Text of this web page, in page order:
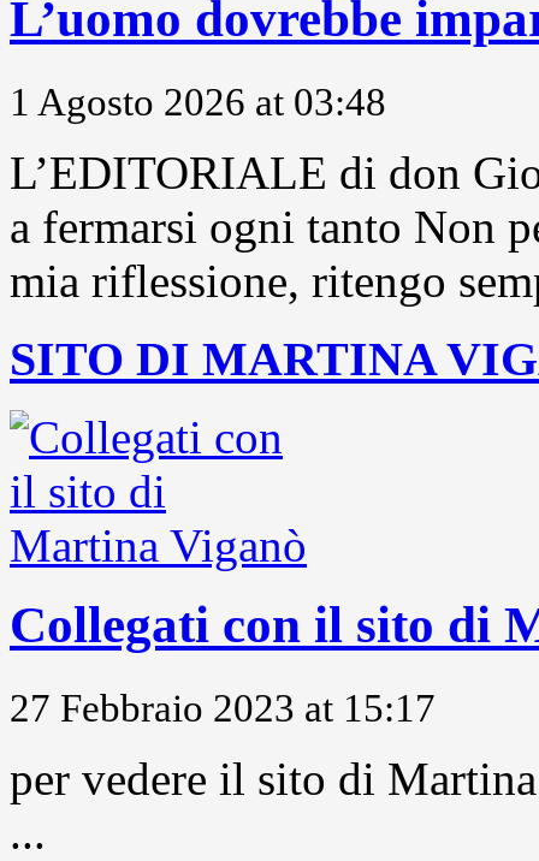
L’uomo dovrebbe
1 Agosto 2026 at 03:48
L’EDITORIALE di don
a fermarsi ogni tanto Non
mia riflessione, ritengo
SITO DI MARTINA
Collegati con il sito di
27 Febbraio 2023 at 15:17
per vedere il sito di
...